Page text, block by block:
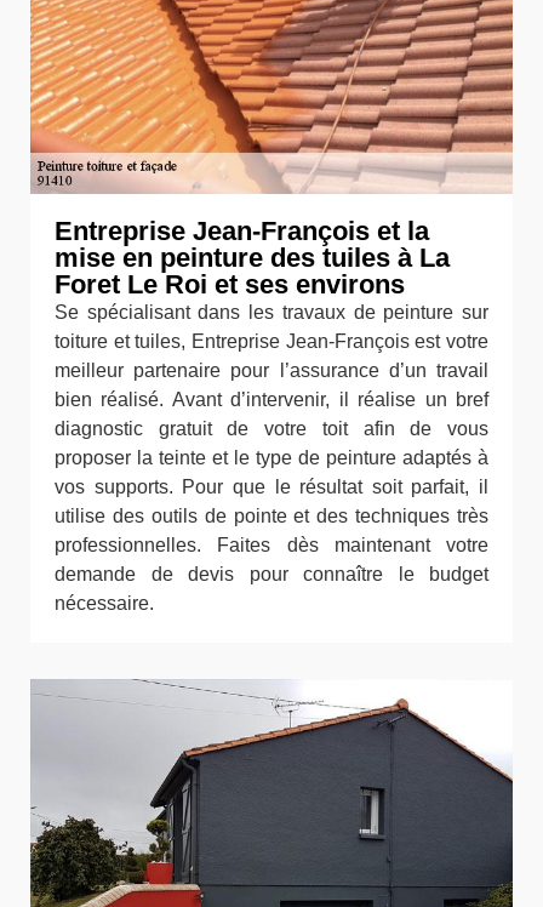
Entreprise Jean-François et la
mise en peinture des tuiles à La
Foret Le Roi et ses environs
Se spécialisant dans les travaux de peinture sur
toiture et tuiles, Entreprise Jean-François est votre
meilleur partenaire pour l’assurance d’un travail
bien réalisé. Avant d’intervenir, il réalise un bref
diagnostic gratuit de votre toit afin de vous
proposer la teinte et le type de peinture adaptés à
vos supports. Pour que le résultat soit parfait, il
utilise des outils de pointe et des techniques très
professionnelles. Faites dès maintenant votre
demande de devis pour connaître le budget
nécessaire.